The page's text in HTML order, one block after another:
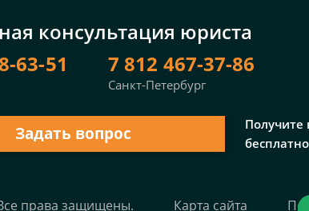
консультация юриста
63-51
7 812 467-37-86
Санкт-Петербург
Задать вопрос
Получите
бесплатно
права защищены. Карта сайта